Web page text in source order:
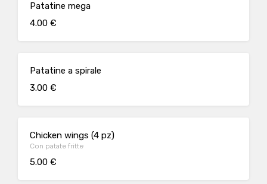
Patatine mega
4.00 €
Patatine a spirale
3.00 €
Chicken wings (4 pz)
Con patate fritte
5.00 €